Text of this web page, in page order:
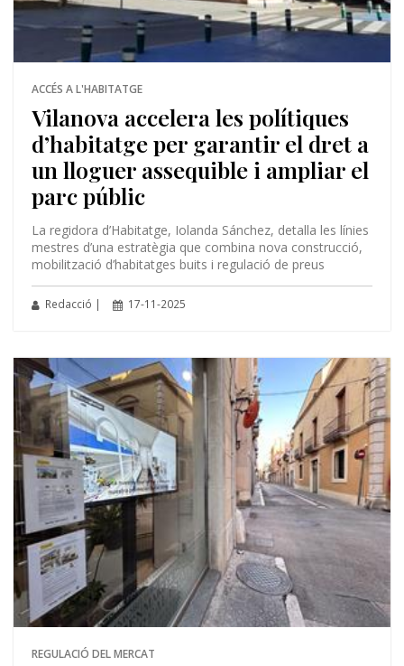
ACCÉS A L'HABITATGE
Vilanova accelera les polítiques
d’habitatge per garantir el dret a
un lloguer assequible i ampliar el
parc públic
La regidora d’Habitatge, Iolanda Sánchez, detalla les línies
mestres d’una estratègia que combina nova construcció,
mobilització d’habitatges buits i regulació de preus
Redacció | 17-11-2025
REGULACIÓ DEL MERCAT